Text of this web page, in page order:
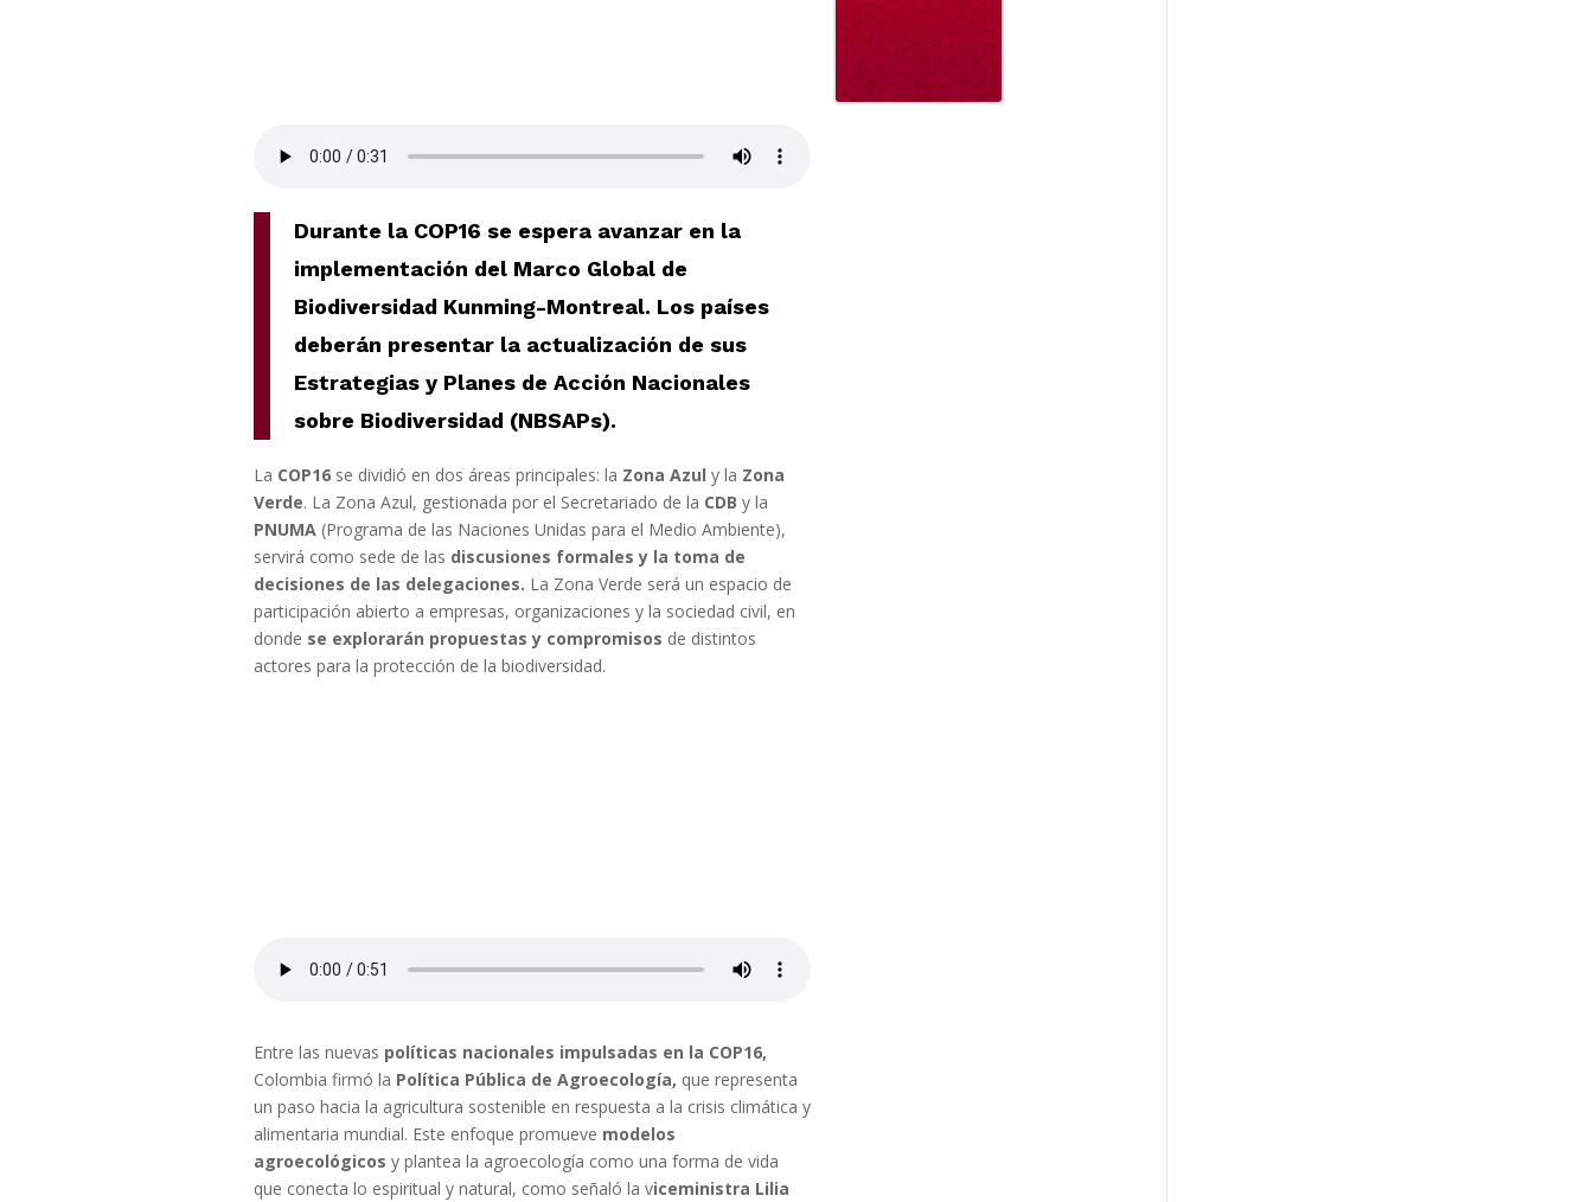
Durante la COP16 se espera avanzar en la
implementación del Marco Global de
Biodiversidad Kunming-Montreal. Los países
deberán presentar la actualización de sus
Estrategias y Planes de Acción Nacionales
sobre Biodiversidad (NBSAPs).
La COP16se dividió en dos áreas principales: la Zona Azul y la Zona
Verde. La Zona Azul, gestionada por el Secretariado de la CDB y la
PNUMA (Programa de las Naciones Unidas para el Medio Ambiente),
servirá como sede de las discusiones formales y la toma de
decisiones de las delegaciones. La Zona Verde será un espacio de
participación abierto a empresas, organizaciones y la sociedad civil, en
donde se explorarán propuestas y compromisos de distintos
actores para la protección de la biodiversidad.
Entre las nuevas políticas nacionales impulsadas en la COP16,
Colombia firmó la Política Pública de Agroecología, que representa
un paso hacia la agricultura sostenible en respuesta a la crisis climática y
alimentaria mundial. Este enfoque promueve modelos
agroecológicos y plantea la agroecología como una forma de vida
que conecta lo espiritual y natural, como señaló la viceministra Lilia